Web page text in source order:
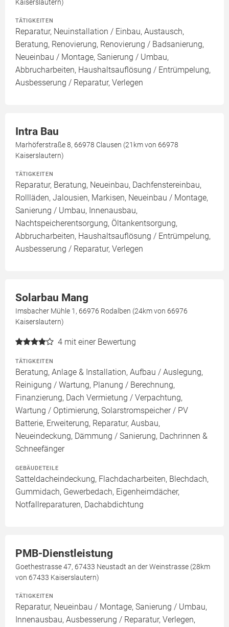
Kaiserslautern)
TÄTIGKEITEN
Reparatur, Neuinstallation / Einbau, Austausch,
Beratung, Renovierung, Renovierung / Badsanierung,
Neueinbau / Montage, Sanierung / Umbau,
Abbrucharbeiten, Haushaltsauflösung / Entrümpelung,
Ausbesserung / Reparatur, Verlegen
Intra Bau
Marhöferstraße 8, 66978 Clausen (21km von 66978
Kaiserslautern)
TÄTIGKEITEN
Reparatur, Beratung, Neueinbau, Dachfenstereinbau,
Rollläden, Jalousien, Markisen, Neueinbau / Montage,
Sanierung / Umbau, Innenausbau,
Nachtspeicherentsorgung, Öltankentsorgung,
Abbrucharbeiten, Haushaltsauflösung / Entrümpelung,
Ausbesserung / Reparatur, Verlegen
Solarbau Mang
Imsbacher Mühle 1, 66976 Rodalben (24km von 66976
Kaiserslautern)
4 mit einer Bewertung
TÄTIGKEITEN
Beratung, Anlage & Installation, Aufbau / Auslegung,
Reinigung / Wartung, Planung / Berechnung,
Finanzierung, Dach Vermietung / Verpachtung,
Wartung / Optimierung, Solarstromspeicher / PV
Batterie, Erweiterung, Reparatur, Ausbau,
Neueindeckung, Dämmung / Sanierung, Dachrinnen &
Schneefänger
GEBÄUDETEILE
Satteldacheindeckung, Flachdacharbeiten, Blechdach,
Gummidach, Gewerbedach, Eigenheimdächer,
Notfallreparaturen, Dachabdichtung
PMB-Dienstleistung
Goethestrasse 47, 67433 Neustadt an der Weinstrasse (28km
von 67433 Kaiserslautern)
TÄTIGKEITEN
Reparatur, Neueinbau / Montage, Sanierung / Umbau,
Innenausbau, Ausbesserung / Reparatur, Verlegen,